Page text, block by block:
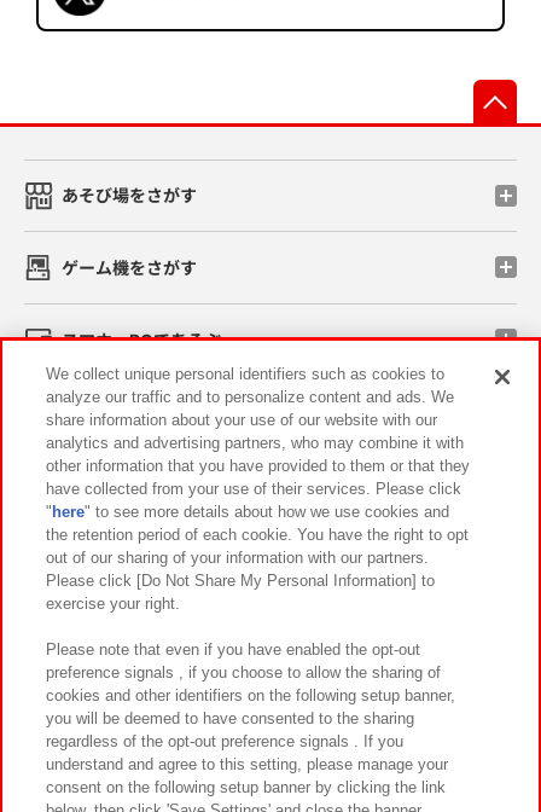
あそび場をさがす
ゲーム機をさがす
スマホ・PCであそぶ
イベント・キャンペーン
関連会社 サステナビリティ サイトポリシー
プライバシーポリシー ウェブアクセシビリティ方針と検証結果
お取引先さまとともに
カスタマーハラスメント対応方針 よくあるご質問・お問い合わせ
We collect unique personal identifiers such as cookies to
analyze our traffic and to personalize content and ads. We
share information about your use of our website with our
analytics and advertising partners, who may combine it with
other information that you have provided to them or that they
have collected from your use of their services. Please click
" here" to see more details about how we use cookies and
the retention period of each cookie. You have the right to opt
out of our sharing of your information with our partners.
Please click [Do Not Share My Personal Information] to
exercise your right.
Please note that even if you have enabled the opt-out
preference signals , if you choose to allow the sharing of
cookies and other identifiers on the following setup banner,
you will be deemed to have consented to the sharing
regardless of the opt-out preference signals . If you
understand and agree to this setting, please manage your
consent on the following setup banner by clicking the link